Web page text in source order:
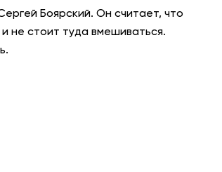
Боярский. Он считает, что
не стоит туда вмешиваться.